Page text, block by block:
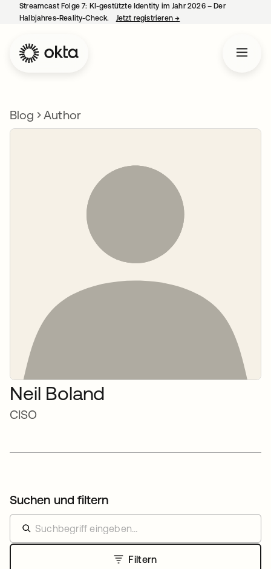
Streamcast Folge 7: KI-gestützte Identity im Jahr 2026 – Der
Halbjahres-Reality-Check.
Jetzt registrieren→
Blog Author
Neil Boland
CISO
Suchen und filtern
Filtern